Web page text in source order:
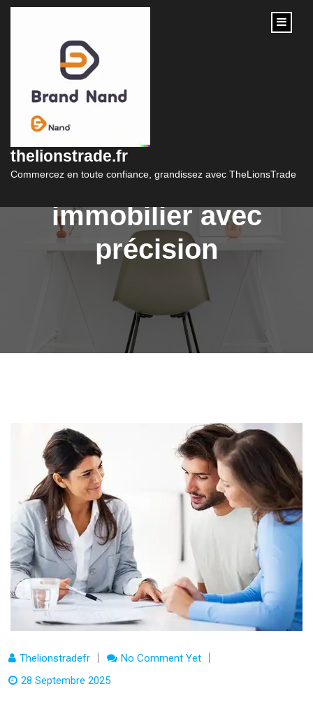
content
thelionstrade.fr
Commercez en toute confiance, grandissez avec TheLionsTrade
Simulation de prêt
immobilier LCL :
Estimez votre projet
immobilier avec
précision
Thelionstradefr
No Comment Yet
28 Septembre 2025